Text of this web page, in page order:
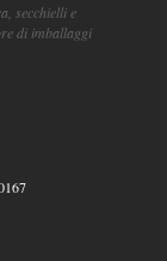
secchielli e
di imballaggi